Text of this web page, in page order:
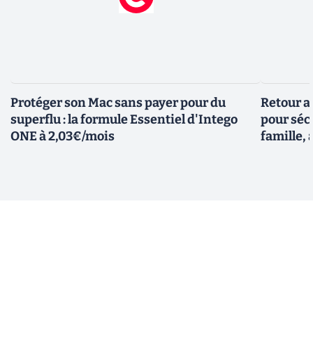
Protéger son Mac sans payer pour du
superflu : la formule Essentiel d'Intego
ONE à 2,03€/mois
Retour
pour
famille,